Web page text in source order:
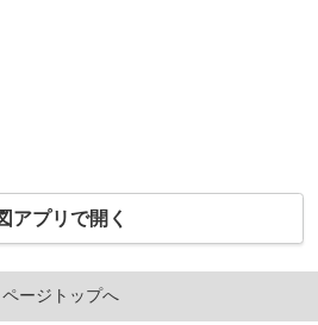
アプリで開く
ページトップへ